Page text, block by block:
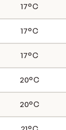
17°C
17°C
17°C
20°C
20°C